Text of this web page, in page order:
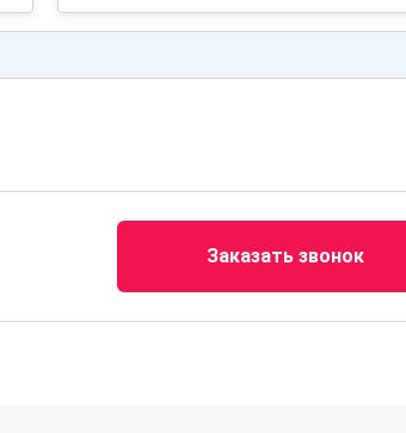
Заказать звонок